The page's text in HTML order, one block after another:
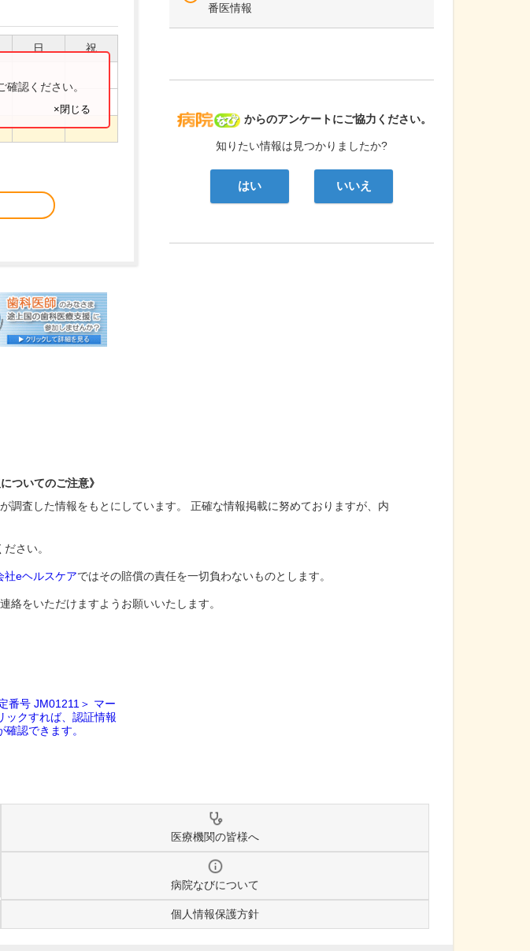
日 祝
認ください。
×閉じる
番医情報
病院なび
からのアンケートにご協力ください。
知りたい情報は見つかりましたか?
はい いいえ
ついてのご注意》
が調査した情報をもとにしています。 正確な情報掲載に努めておりますが、内
さい。
社eヘルスケアではその賠償の責任を一切負わないものとします。
絡をいただけますようお願いいたします。
医療機関の皆様へ
病院なびについて
個人情報保護方針